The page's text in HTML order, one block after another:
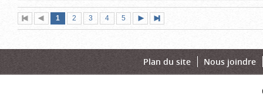
Première
page
Page
précédente
Page
1 (page
actuelle)
Page
2 Page
3 Page
4 Page
5
suivante
page
Plan du site Nous joindre